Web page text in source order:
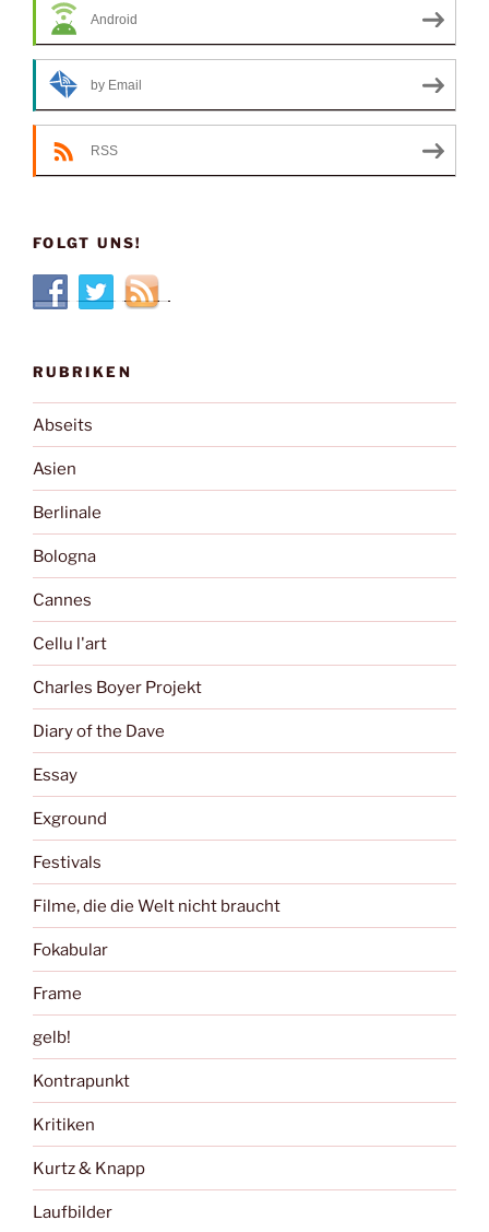
Android
by Email
RSS
FOLGT UNS!
RUBRIKEN
Abseits
Asien
Berlinale
Bologna
Cannes
Cellu l'art
Charles Boyer Projekt
Diary of the Dave
Essay
Exground
Festivals
Filme, die die Welt nicht braucht
Fokabular
Frame
gelb!
Kontrapunkt
Kritiken
Kurtz & Knapp
Laufbilder